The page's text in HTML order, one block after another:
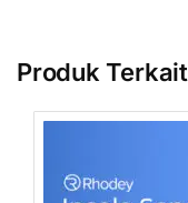
Produk Terkait